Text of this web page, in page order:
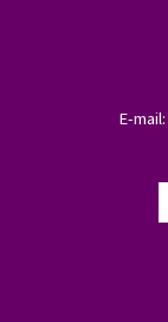
E-mail: